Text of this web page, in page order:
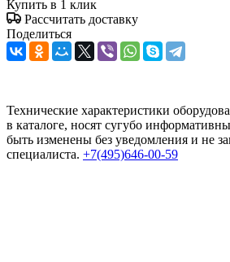
Купить в 1 клик
Рассчитать доставку
Поделиться
Технические характеристики
в каталоге, носят сугубо
быть изменены без уведомления и не
специалиста. +7(495)646-00-59